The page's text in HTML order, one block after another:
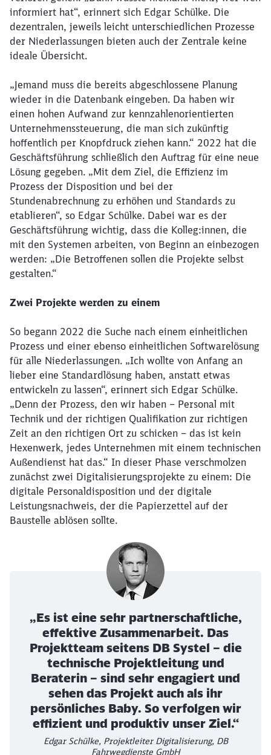
informiert hat“, erinnert sich Edgar Schülke. Die
dezentralen, jeweils leicht unterschiedlichen Prozesse
der Niederlassungen bieten auch der Zentrale keine
ideale Übersicht.
„Jemand muss die bereits abgeschlossene Planung
wieder in die Datenbank eingeben. Da haben wir
einen hohen Aufwand zur kennzahlenorientierten
Unternehmenssteuerung, die man sich zukünftig
hoffentlich per Knopfdruck ziehen kann.“ 2022 hat die
Geschäftsführung schließlich den Auftrag für eine neue
Lösung gegeben. „Mit dem Ziel, die Effizienz im
Prozess der Disposition und bei der
Stundenabrechnung zu erhöhen und Standards zu
etablieren“, so Edgar Schülke. Dabei war es der
Geschäftsführung wichtig, dass die Kolleg:innen, die
mit den Systemen arbeiten, von Beginn an einbezogen
werden: „Die Betroffenen sollen die Projekte selbst
gestalten.“
Zwei Projekte werden zu einem
So begann 2022 die Suche nach einem einheitlichen
Prozess und einer ebenso einheitlichen Softwarelösung
für alle Niederlassungen. „Ich wollte von Anfang an
lieber eine Standardlösung haben, anstatt etwas
entwickeln zu lassen“, erinnert sich Edgar Schülke.
„Denn der Prozess, den wir haben – Personal mit
Technik und der richtigen Qualifikation zur richtigen
Zeit an den richtigen Ort zu schicken – das ist kein
Hexenwerk, jedes Unternehmen mit einem technischen
Außendienst hat das.“ In dieser Phase verschmolzen
zunächst zwei Digitalisierungsprojekte zu einem: Die
digitale Personaldisposition und der digitale
Leistungsnachweis, der die Papierzettel auf der
Baustelle ablösen sollte.
„Es ist eine sehr partnerschaftliche,
effektive Zusammenarbeit. Das
Projektteam seitens DB Systel – die
technische Projektleitung und
Beraterin – sind sehr engagiert und
sehen das Projekt auch als ihr
persönliches Baby. So verfolgen wir
effizient und produktiv unser Ziel.“
Edgar Schülke, Projektleiter Digitalisierung, DB
Fahrwegdienste GmbH